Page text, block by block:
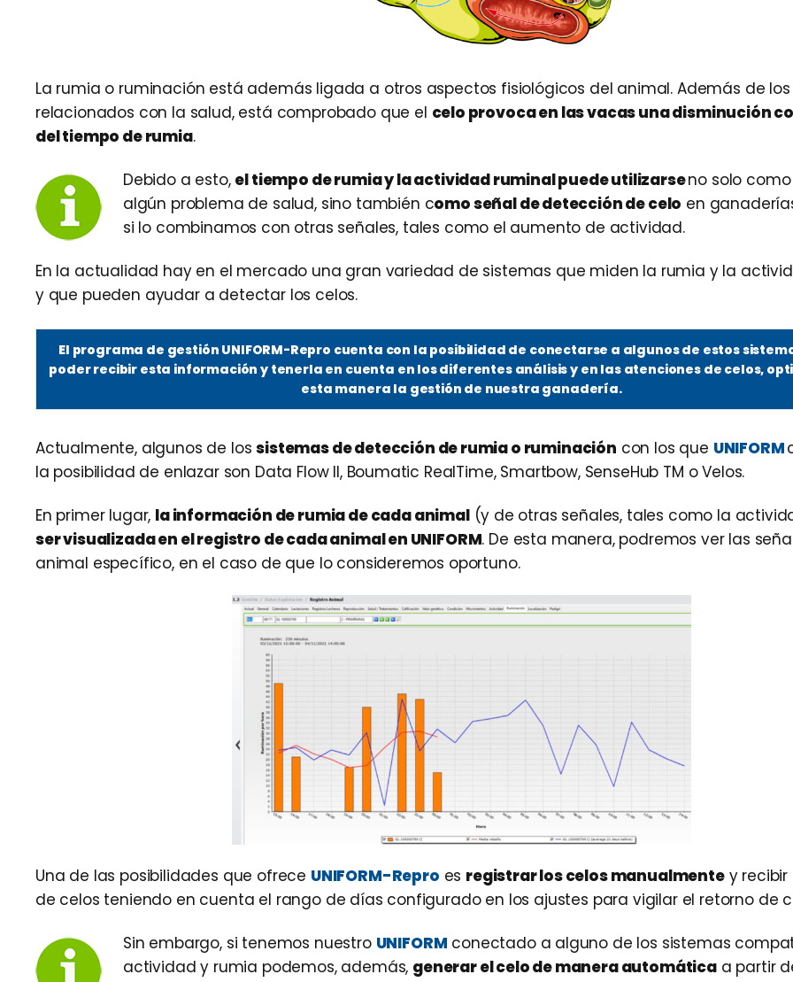
La rumia o ruminación está además ligada a otros aspectos fisiológicos del animal. Además de
relacionados con la salud, está comprobado que el celo provoca en las vacas una disminución
del tiempo de rumia.
Debido a esto, el tiempo de rumia y la actividad ruminal puede utilizarseno solo
algún problema de salud, sino también como señal de detección de celo en
si lo combinamos con otras señales, tales como el aumento de actividad.
En la actualidad hay en el mercado una gran variedad de sistemas que miden la rumia y la
y que pueden ayudar a detectar los celos.
El programa de gestión UNIFORM-Repro cuenta con la posibilidad de conectarse a algunos de estos
poder recibir esta información y tenerla en cuenta en los diferentes análisis y en las atenciones de celos,
esta manera la gestión de nuestra ganadería.
Actualmente, algunos de lossistemas de detección de rumia o ruminación con los que UNIFORM
la posibilidad de enlazar son Data Flow II, Boumatic RealTime, Smartbow, SenseHub TM o Velos.
En primer lugar, la información de rumia de cada animal(y de otras señales, tales como la
ser visualizada en el registro de cada animal en UNIFORM. De esta manera, podremos ver las
animal específico, en el caso de que lo consideremos oportuno.
Una de las posibilidades que ofrece UNIFORM-Repro es registrar los celos manualmentey recibir
de celos teniendo en cuenta el rango de días configurado en los ajustes para vigilar el retorno de
Sin embargo, si tenemos nuestro UNIFORM conectado a alguno de los sistemas
actividad y rumia podemos, además, generar el celo de manera automáticaa partir